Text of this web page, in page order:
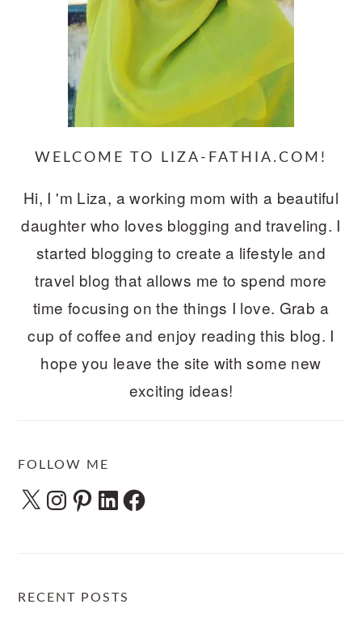
WELCOME TO LIZA-FATHIA.COM!
Hi, I 'm Liza, a working mom with a beautiful
daughter who loves blogging and traveling. I
started blogging to create a lifestyle and
travel blog that allows me to spend more
time focusing on the things I love. Grab a
cup of coffee and enjoy reading this blog. I
hope you leave the site with some new
exciting ideas!
FOLLOW ME
X Instagram
Pinterest
LinkedInFacebook
RECENT POSTS